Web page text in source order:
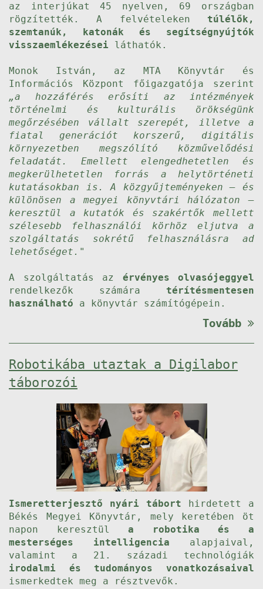
az interjúkat 45 nyelven, 69 országban
rögzítették. A felvételeken túlélők,
szemtanúk, katonák és segítségnyújtók
visszaemlékezései láthatók.
Monok István, az MTA Könyvtár és
Információs Központ főigazgatója szerint
„a hozzáférés erősíti az intézmények
történelmi és kulturális örökségünk
megőrzésében vállalt szerepét, illetve a
fiatal generációt korszerű, digitális
környezetben megszólító közművelődési
feladatát. Emellett elengedhetetlen és
megkerülhetetlen forrás a helytörténeti
kutatásokban is. A közgyűjteményeken – és
különösen a megyei könyvtári hálózaton –
keresztül a kutatók és szakértők mellett
szélesebb felhasználói körhöz eljutva a
szolgáltatás sokrétű felhasználásra ad
lehetőséget."
A szolgáltatás az érvényes olvasójeggyel
rendelkezők számára térítésmentesen
használható a könyvtár számítógépein.
Tovább
Robotikába utaztak a Digilabor
táborozói
Ismeretterjesztő nyári tábort hirdetett a
Békés Megyei Könyvtár, mely keretében öt
napon keresztüla robotika és a
mesterséges intelligencia alapjaival,
valamint a 21. századi technológiák
irodalmi és tudományos vonatkozásaival
ismerkedtek meg a résztvevők.